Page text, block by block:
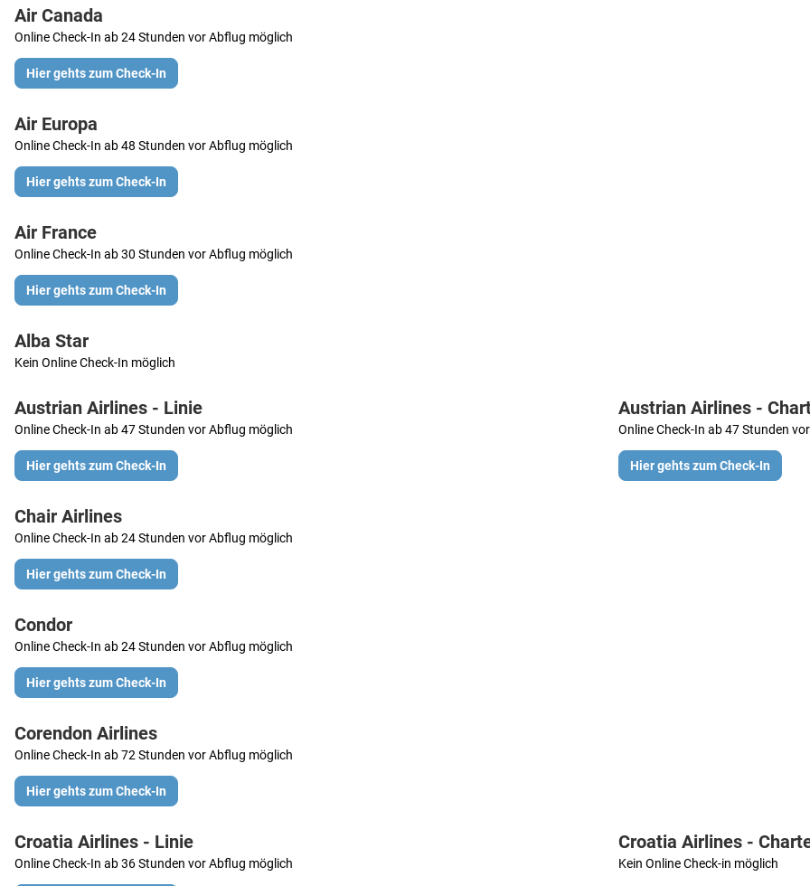
Air Canada
Online Check-In ab 24 Stunden vor Abflug möglich
Hier gehts zum Check-In
Air Europa
Online Check-In ab 48 Stunden vor Abflug möglich
Hier gehts zum Check-In
Air France
Online Check-In ab 30 Stunden vor Abflug möglich
Hier gehts zum Check-In
Alba Star
Kein Online Check-In möglich
Austrian Airlines - Linie
Online Check-In ab 47 Stunden vor Abflug möglich
Hier gehts zum Check-In
Austrian Airlines -
Online Check-In ab 47 Stunden
Hier gehts zum Check-In
Chair Airlines
Online Check-In ab 24 Stunden vor Abflug möglich
Hier gehts zum Check-In
Condor
Online Check-In ab 24 Stunden vor Abflug möglich
Hier gehts zum Check-In
Corendon Airlines
Online Check-In ab 72 Stunden vor Abflug möglich
Hier gehts zum Check-In
Croatia Airlines - Linie
Online Check-In ab 36 Stunden vor Abflug möglich
Croatia Airlines -
Kein Online Check-in möglich